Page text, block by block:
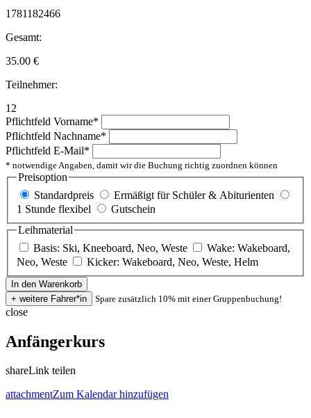
1781182466
Gesamt:
35.00 €
Teilnehmer:
12
Pflichtfeld Vorname*
Pflichtfeld Nachname*
Pflichtfeld E-Mail*
* notwendige Angaben, damit wir die Buchung richtig zuordnen können
Preisoption
Standardpreis
Ermäßigt für Schüler & Abiturienten
1 Stunde flexibel
Gutschein
Leihmaterial
Basis: Ski, Kneeboard, Neo, Weste
Wake: Wakeboard,
Neo, Weste
Kicker: Wakeboard, Neo, Weste, Helm
Spare zusätzlich 10% mit einer Gruppenbuchung!
close
Anfängerkurs
shareLink teilen
attachmentZum Kalendar hinzufügen